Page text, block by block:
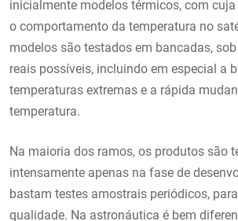
inicialmente modelos térmicos, com
o comportamento da temperatura no
modelos são testados em bancadas,
reais possíveis, incluindo em especial a
temperaturas extremas e a rápida
temperatura.
Na maioria dos ramos, os produtos são
intensamente apenas na fase de
bastam testes amostrais periódicos,
qualidade. Na astronáutica é bem